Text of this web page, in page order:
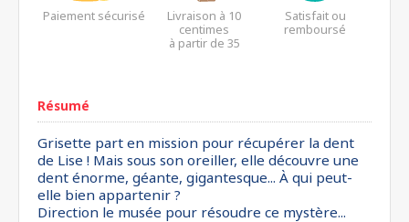
Paiement sécurisé
Livraison à 10
centimes
à partir de 35
Satisfait ou
remboursé
Résumé
Grisette part en mission pour récupérer la dent
de Lise ! Mais sous son oreiller, elle découvre une
dent énorme, géante, gigantesque... À qui peut-
elle bien appartenir ?
Direction le musée pour résoudre ce mystère...